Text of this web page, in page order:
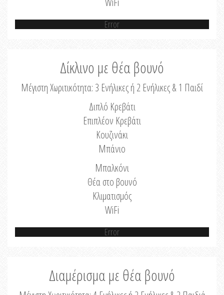
Error
Δίκλινο με θέα βουνό
Μέγιστη Χωριτικότητα: 3 Ενήλικες ή 2 Ενήλικες & 1 Παιδί
Διπλό Κρεβάτι
Επιπλέον Κρεβάτι
Κουζινάκι
Μπάνιο
Μπαλκόνι
Θέα στο βουνό
Κλιματισμός
WiFi
Error
Διαμέρισμα με θέα βουνό